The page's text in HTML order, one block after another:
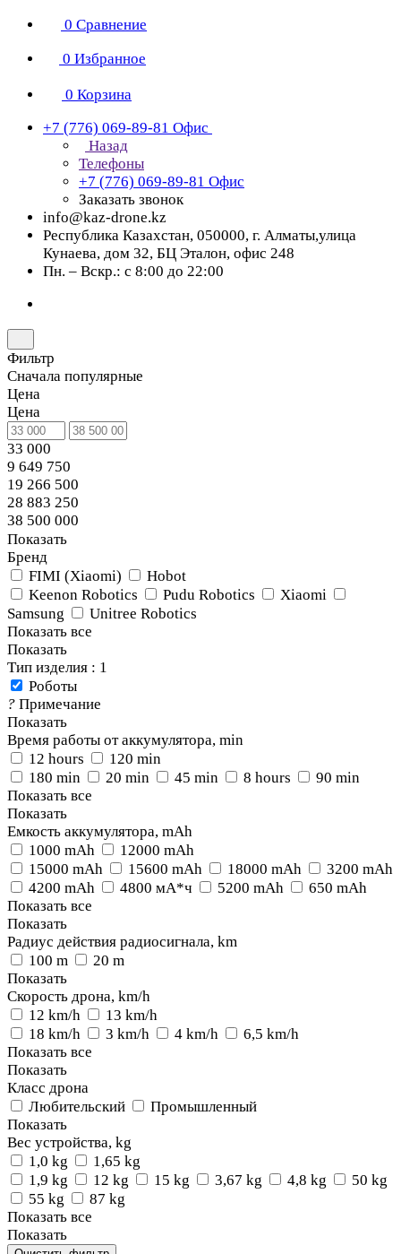
0 Сравнение
0 Избранное
0 Корзина
+7 (776) 069-89-81 Офис
Назад
Телефоны
+7 (776) 069-89-81 Офис
Заказать звонок
info@kaz-drone.kz
Республика Казахстан, 050000, г. Алматы,улица
Кунаева, дом 32, БЦ Эталон, офис 248
Пн. – Вскр.: с 8:00 до 22:00
Фильтр
Сначала популярные
Цена
Цена
33 000
9 649 750
19 266 500
28 883 250
38 500 000
Показать
Бренд
FIMI (Xiaomi)
Hobot
Keenon Robotics
Pudu Robotics
Xiaomi
Samsung
Unitree Robotics
Показать все
Показать
Тип изделия : 1
Роботы
? Примечание
Показать
Время работы от аккумулятора, min
12 hours
120 min
180 min
20 min 45 min 8 hours
90 min
Показать все
Показать
Емкость аккумулятора, mAh
1000 mAh
12000 mAh
15000 mAh
15600 mAh 18000 mAh
3200 mAh
4200 mAh
4800 мА*ч 5200 mAh
650 mAh
Показать все
Показать
Радиус действия радиосигнала, km
100 m
20 m
Показать
Скорость дрона, km/h
12 km/h
13 km/h
18 km/h
3 km/h 4 km/h
6,5 km/h
Показать все
Показать
Класс дрона
Любительский
Промышленный
Показать
Вес устройства, kg
1,0 kg
1,65 kg
1,9 kg
12 kg 15 kg 3,67 kg 4,8 kg
50 kg
55 kg
87 kg
Показать все
Показать